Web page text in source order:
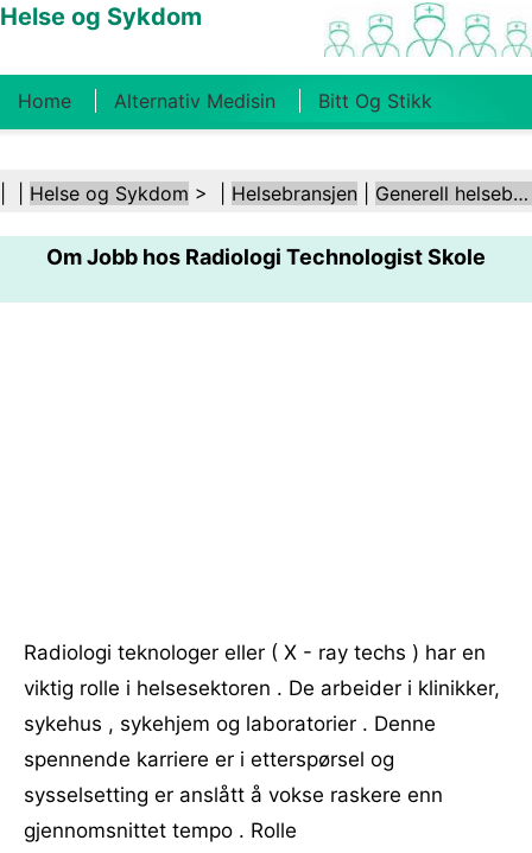
Helse og Sykdom
Home Alternativ Medisin Bitt Og Stikk
Kosthold Og Ernæring Familiehelse
Helsebransjen Psykisk Helse Folkehelse Og
Sikkerhet Kirurgi Og Prosedyrer Helse
Helse og Sykdom > | Helsebransjen Generell helsebransje
Om Jobb hos Radiologi Technologist Skole
Radiologi teknologer eller ( X - ray techs ) har en
viktig rolle i helsesektoren . De arbeider i klinikker,
sykehus , sykehjem og laboratorier . Denne
spennende karriere er i etterspørsel og
sysselsetting er anslått å vokse raskere enn
gjennomsnittet tempo . Rolle